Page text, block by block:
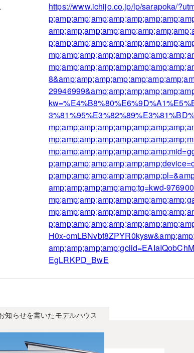
https://www.ichijo.co.jp/lp/sarapoka/
amp;amp;amp;amp;amp;tg=kwd-
H0x-
EgLRKPD_BwE
知らせを書いたモデルハウス